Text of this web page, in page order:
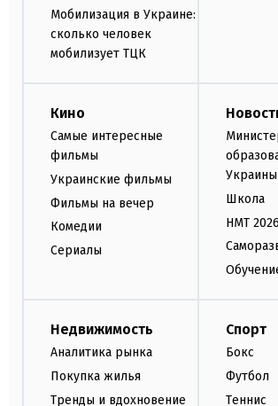
Мобилизация в Украине:
сколько человек
мобилизует ТЦК
Кино
Самые интересные
фильмы
Украинские фильмы
Фильмы на вечер
Комедии
Сериалы
Украины
Школа
НМТ 2026
Недвижимость
Аналитика рынка
Покупка жилья
Тренды и вдохновение
Спорт
Бокс
Футбол
Теннис